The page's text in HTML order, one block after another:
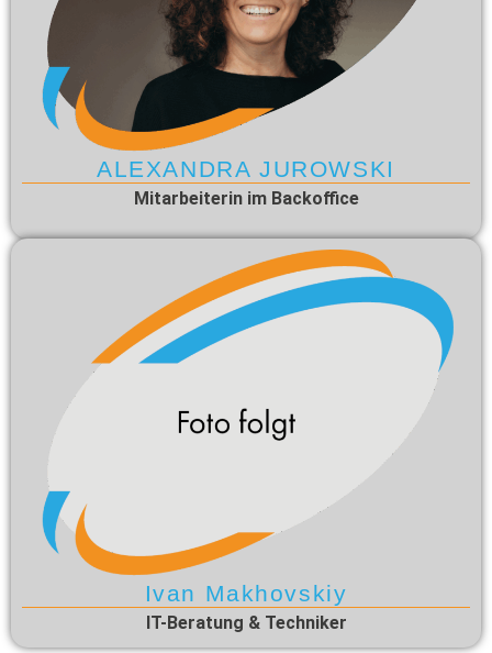
ALEXANDRA JUROWSKI
Mitarbeiterin im Backoffice
Ivan Makhovskiy
IT-Beratung & Techniker